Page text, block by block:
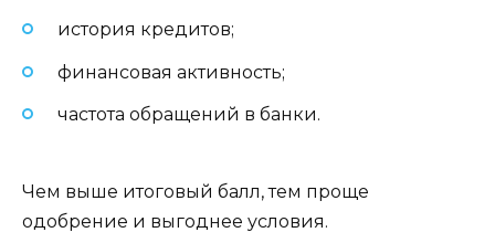
история кредитов;
финансовая активность;
частота обращений в банки.
Чем выше итоговый балл, тем проще
одобрение и выгоднее условия.